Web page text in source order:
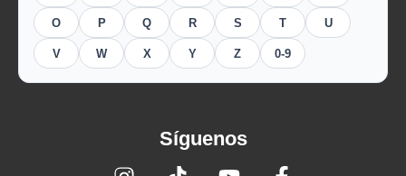
O P Q R S T U
V W X Y Z 0-9
Síguenos